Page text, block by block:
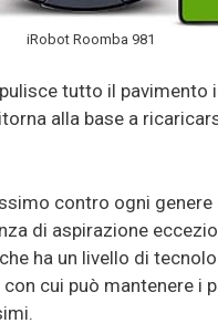
iRobot Roomba 981
tutto il pavimento
alla base a
contro ogni
di aspirazione
ha un livello di
con cui può mantenere i